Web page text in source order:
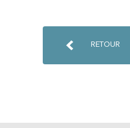
RETOUR